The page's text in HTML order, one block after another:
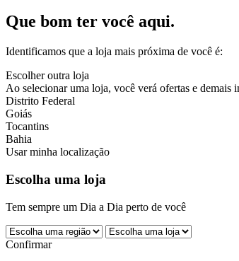
Que bom ter você aqui.
Identificamos que a loja mais próxima de você é:
Escolher outra loja
Ao selecionar uma loja, você verá ofertas e demais
Distrito Federal
Goiás
Tocantins
Bahia
Usar minha localização
Escolha uma loja
Tem sempre um Dia a Dia perto de você
Confirmar